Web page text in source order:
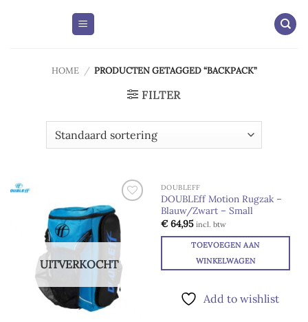
HOME / PRODUCTEN GETAGGED “BACKPACK”
FILTER
Add to
wishlist
UITVERKOCHT
DOUBLEFF
DOUBLEff Motion Rugzak –
Blauw/Zwart – Small
€64,95 incl. btw
TOEVOEGEN AAN
WINKELWAGEN
Add to wishlist